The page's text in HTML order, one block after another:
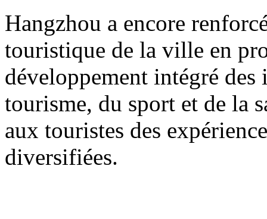
Hangzhou a encore
touristique de la ville en
développement intégré
tourisme, du sport et de la
aux touristes des
diversifiées.